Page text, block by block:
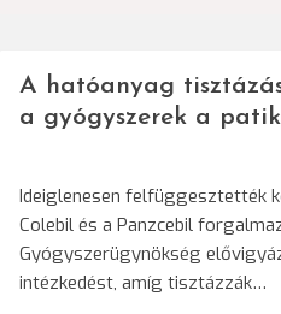
A hatóanyag
a gyógyszerek a
Ideiglenesen felfüggesztették
Colebil és a Panzcebil
Gyógyszerügynökség
intézkedést, amíg tisztázzák…